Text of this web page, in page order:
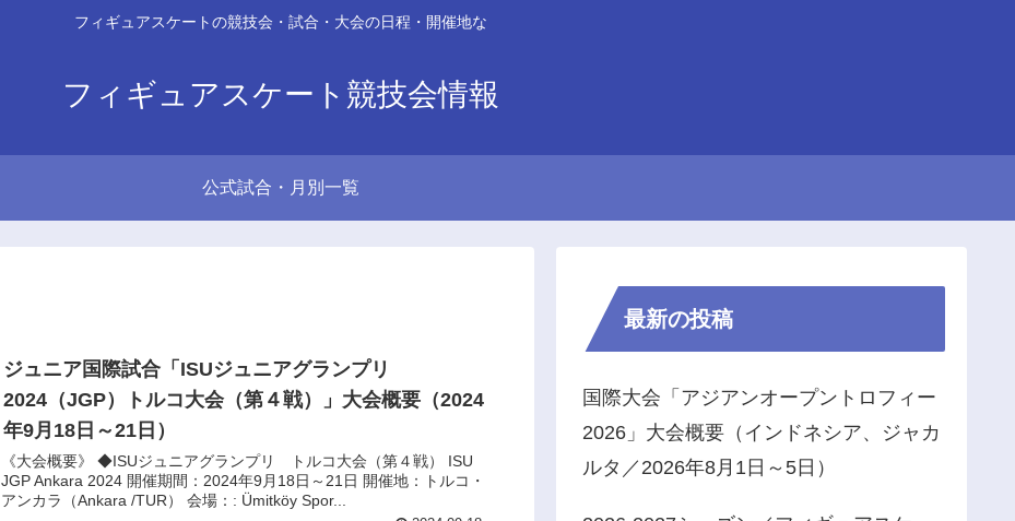
フィギュアスケートの競技会・試合・大会の日程・開催地な
フィギュアスケート競技会情報
公式試合・月別一覧
ジュニア国際試合「ISUジュニアグランプリ
2024（JGP）トルコ大会（第４戦）」大会概要（2024
年9月18日～21日）
《大会概要》 ◆ISUジュニアグランプリ トルコ大会（第４戦） ISU
JGP Ankara 2024 開催期間：2024年9月18日～21日 開催地：トルコ・
アンカラ（Ankara /TUR） 会場：: Ümitköy Spor...
最新の投稿
国際大会「アジアンオープントロフィー
2026」大会概要（インドネシア、ジャカ
ルタ／2026年8月1日～5日）